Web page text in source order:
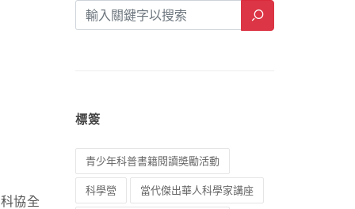
協全
標簽
青少年科普書籍閱讀奬勵活動
科學營 當代傑出華人科學家講座